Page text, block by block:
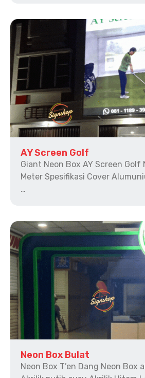
AY Screen Golf
Giant Neon Box AY Screen Golf
Meter Spesifikasi Cover
…
Neon Box Bulat
Neon Box T’en Dang Neon Box